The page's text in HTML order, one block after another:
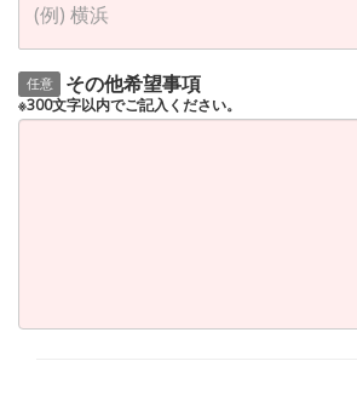
任意 その他希望事項
※300文字以内でご記入ください。